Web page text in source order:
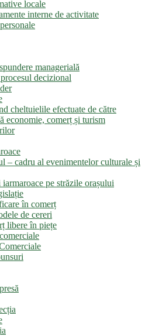
locale
interne de activitate
managerială
decizional
cheltuielile efectuate de către
economie, comerț și turism
– cadru al evenimentelor culturale și
pe străzile orașului
în comerț
de cereri
libere în piețe